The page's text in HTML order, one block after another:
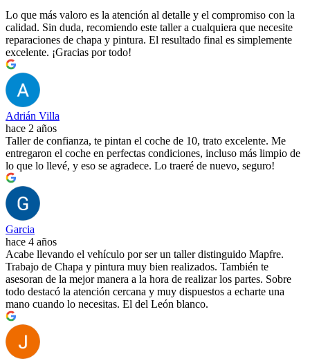
Lo que más valoro es la atención al detalle y el compromiso con la
calidad. Sin duda, recomiendo este taller a cualquiera que necesite
reparaciones de chapa y pintura. El resultado final es simplemente
excelente. ¡Gracias por todo!
Adrián Villa
hace 2 años
Taller de confianza, te pintan el coche de 10, trato excelente. Me
entregaron el coche en perfectas condiciones, incluso más limpio de
lo que lo llevé, y eso se agradece. Lo traeré de nuevo, seguro!
Garcia
hace 4 años
Acabe llevando el vehículo por ser un taller distinguido Mapfre.
Trabajo de Chapa y pintura muy bien realizados. También te
asesoran de la mejor manera a la hora de realizar los partes. Sobre
todo destacó la atención cercana y muy dispuestos a echarte una
mano cuando lo necesitas. El del León blanco.